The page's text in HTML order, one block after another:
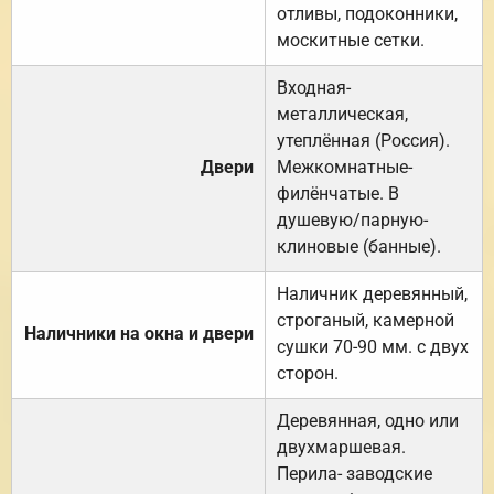
отливы, подоконники,
москитные сетки.
Двери
Входная-
металлическая,
утеплённая (Россия).
Межкомнатные-
филёнчатые. В
душевую/парную-
клиновые (банные).
Наличники на окна и двери
Наличник деревянный,
строганый, камерной
сушки 70-90 мм. с двух
сторон.
Деревянная, одно или
двухмаршевая.
Перила- заводские